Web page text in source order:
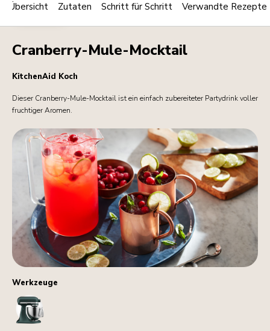
Werkzeuge
StandMixer
GETRÄNKE Print
Share
Cranberry-Mule-Mocktail
KitchenAid Koch
Dieser Cranberry-Mule-Mocktail ist ein einfach zubereiteter Partydrink voller
fruchtiger Aromen.
Übersicht Zutaten Schritt für Schritt Verwandte Rezepte